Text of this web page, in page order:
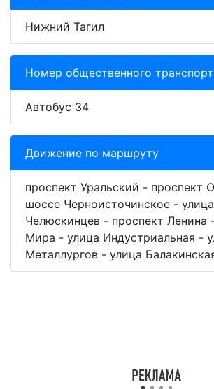
Нижний Тагил
Номер общественного
Автобус 34
Движение по маршруту
проспект Уральский - проспект
шоссе Черноисточинское - улица
Челюскинцев - проспект Ленина
Мира - улица Индустриальная -
Металлургов - улица